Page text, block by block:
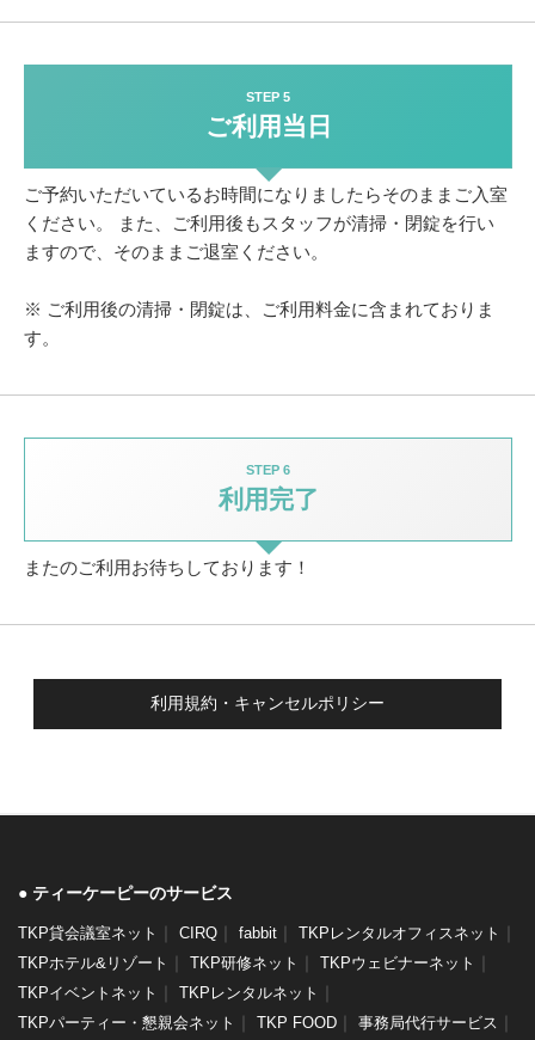
STEP 5
ご利用当日
ご予約いただいているお時間になりましたらそのままご入室
ください。
また、ご利用後もスタッフが清掃・閉錠を行い
ますので、そのままご退室ください。
※ ご利用後の清掃・閉錠は、ご利用料金に含まれておりま
す。
STEP 6
利用完了
またのご利用お待ちしております！
利用規約・キャンセルポリシー
ティーケーピーのサービス
TKP貸会議室ネット CIRQ fabbit TKPレンタルオフィスネット
TKPホテル&リゾート TKP研修ネット TKPウェビナーネット
TKPイベントネット TKPレンタルネット
TKPパーティー・懇親会ネット TKP FOOD 事務局代行サービス